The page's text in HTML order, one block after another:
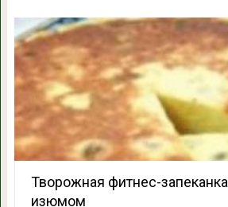
Творожная фитнес-
изюмом